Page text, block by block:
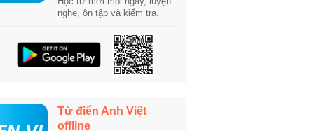
nghe, ôn tập và kiểm tra.
Từ điển Anh Việt
offline